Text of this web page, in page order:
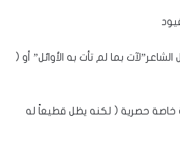
بما لم تأت به الأوائل” أو (
خاصة حصرية ( لكنه يظل قطيعاً له